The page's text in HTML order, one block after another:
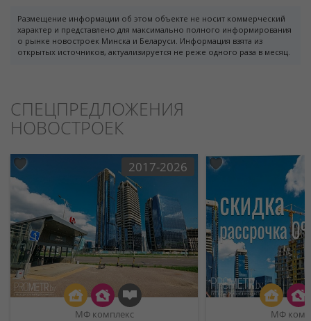
Размещение информации об этом объекте не носит коммерческий
характер и представлено для максимально полного информирования
о рынке новостроек Минска и Беларуси. Информация взята из
открытых источников, актуализируется не реже одного раза в месяц.
СПЕЦПРЕДЛОЖЕНИЯ
НОВОСТРОЕК
2017-2026
МФ комплекс МФ